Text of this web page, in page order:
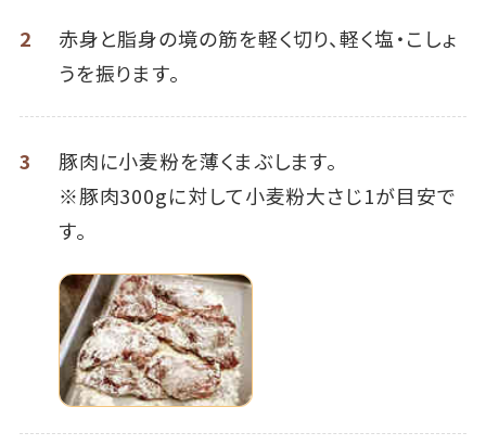
2
赤身と脂身の境の筋を軽く切り、軽く塩・こしょ
うを振ります。
3
豚肉に小麦粉を薄くまぶします。
※豚肉300gに対して小麦粉大さじ1が目安で
す。